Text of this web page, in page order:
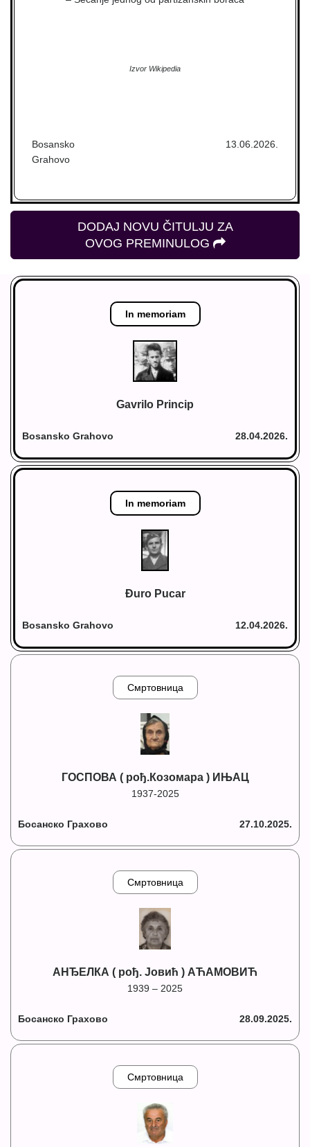
Izvor Wikipedia
Bosansko
Grahovo
13.06.2026.
DODAJ NOVU ČITULJU ZA
OVOG PREMINULOG
In memoriam
Gavrilo Princip
Bosansko Grahovo 28.04.2026.
In memoriam
Đuro Pucar
Bosansko Grahovo 12.04.2026.
Смртовница
ГОСПОВА ( рођ.Козомара ) ИЊАЦ
1937-2025
Босанско Грахово 27.10.2025.
Смртовница
АНЂЕЛКА ( рођ. Јовић ) АЋАМОВИЋ
1939 – 2025
Босанско Грахово 28.09.2025.
Смртовница